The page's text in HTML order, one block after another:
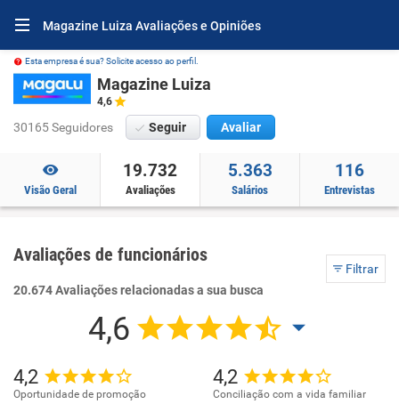
Magazine Luiza Avaliações e Opiniões
Esta empresa é sua? Solicite acesso ao perfil.
Magazine Luiza
4,6
30165 Seguidores Seguir Avaliar
Visão Geral
19.732
Avaliações
5.363
Salários
116
Entrevistas
Avaliações de funcionários
Filtrar
20.674 Avaliações relacionadas a sua busca
4,6
4,2
Oportunidade de promoção
4,2
Conciliação com a vida familiar